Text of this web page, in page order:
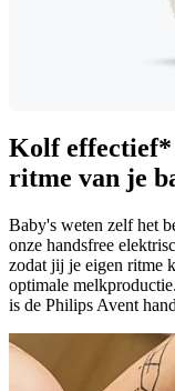
Kolf effectief*
ritme van je
Baby's weten zelf het
onze handsfree
zodat jij je eigen ritme
optimale
is de Philips Avent